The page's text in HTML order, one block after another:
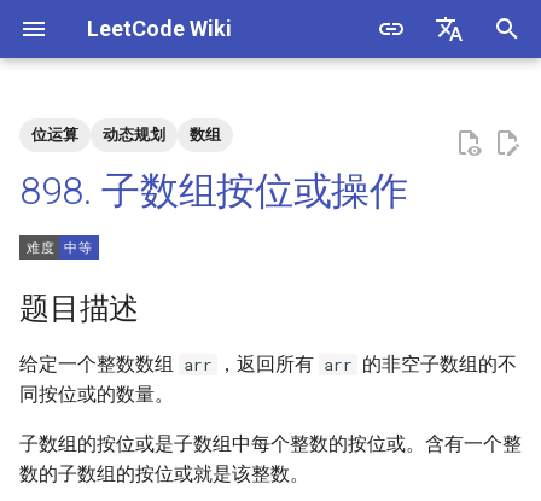
LeetCode Wiki
始
化
搜
引
7. 重建二叉树
9. 用两个栈实现队列
数
4. 只出现一次的数字
5. 单词长度的最大乘积
6. 排序数组中两个数字之和
1.5. 一次编辑
1.6. 字符串压缩
位运算 动态规划 数组
898. 子数组按位或操作
题目描述
给定一个整数数组 arr ，返回所有 arr 的非空子数组的不
同按位或的数量。
子数组的按位或是子数组中每个整数的按位或。含有一个整
数的子数组的按位或就是该整数。